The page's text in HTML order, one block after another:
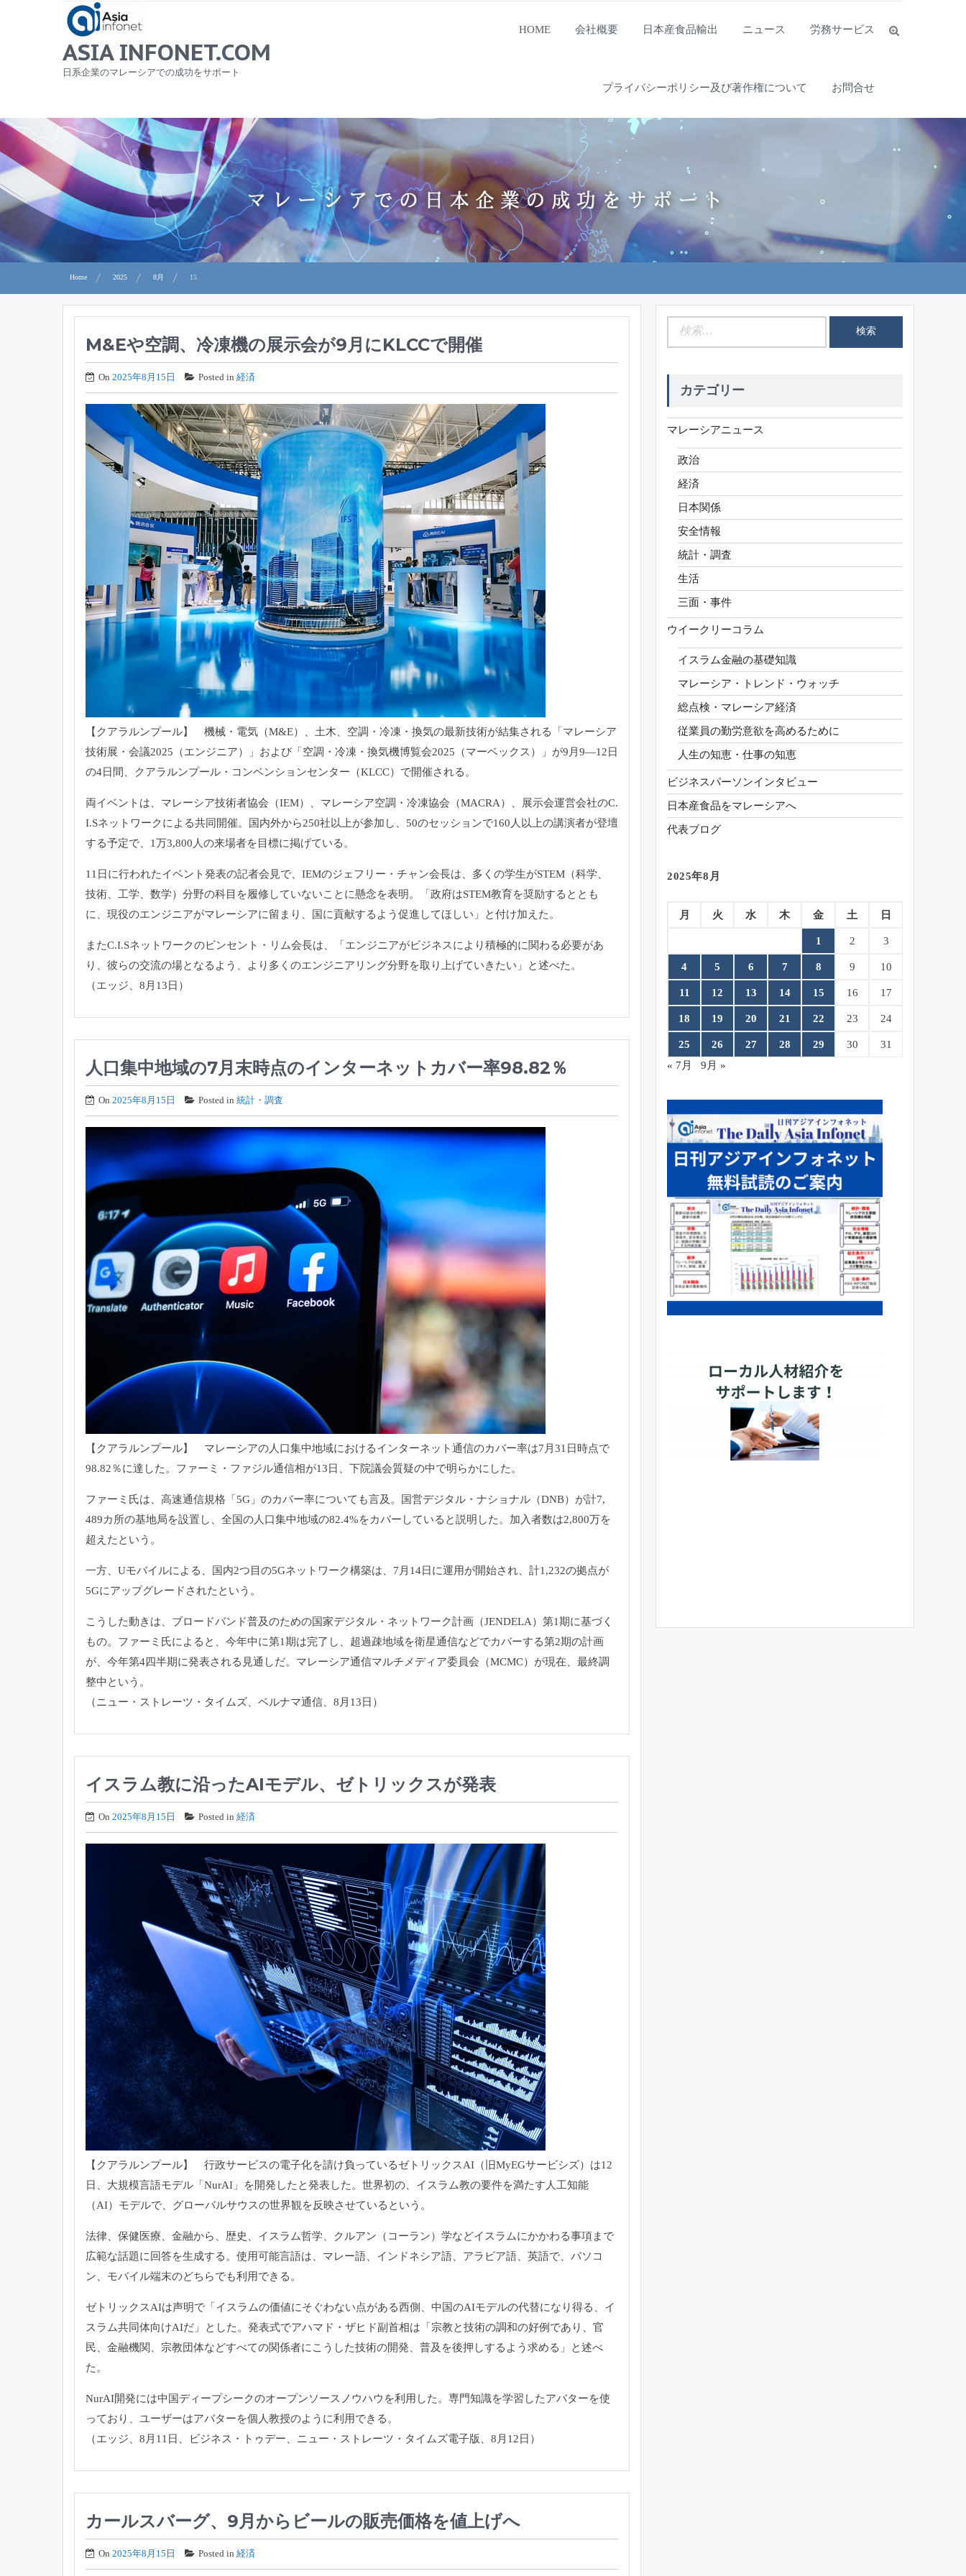
ASIA INFONET.COM
日系企業のマレーシアでの成功をサポート
HOME 会社概要 日本産食品輸出 ニュース 労務サービス
プライバシーポリシー及び著作権について お問合せ
Home 2025 8月 15
M&Eや空調、冷凍機の展示会が9月にKLCCで開催
On 2025年8月15日 Posted in 経済
【クアラルンプール】 機械・電気（M&E）、土木、空調・冷凍・ 換気の最新技術が結集される「マレーシア
技術展・会議2025（エンジニア）」および「空調・冷凍・換気機博覧会2025（マーベックス）」が9月9―12日
の4日間、クアラルンプール・ コンベンションセンター（KLCC）で開催される。
両イベントは、マレーシア技術者協会（IEM）、 マレーシア空調・冷凍協会（MACRA）、展示会運営会社のC.
I.Sネットワークによる共同開催。
国内外から250社以上が参加し、 50のセッションで160人以上の講演者が登壇
する予定で、 1万3,800人の来場者を目標に掲げている。
11日に行われたイベント発表の記者会見で、 IEMのジェフリー・チャン会長は、多くの学生がSTEM（科学、
技術、工学、数学） 分野の科目を履修していないことに懸念を表明。「 政府はSTEM教育を奨励するととも
に、 現役のエンジニアがマレーシアに留まり、 国に貢献するよう促進してほしい」と付け加えた。
またC.I.Sネットワークのビンセント・リム会長は、「 エンジニアがビジネスにより積極的に関わる必要があ
り、 彼らの交流の場となるよう、 より多くのエンジニアリング分野を取り上げていきたい」
と述べた。
（エッジ、8月13日）
人口集中地域の7月末時点のインターネットカバー率98.82％
On 2025年8月15日 Posted in 統計・調査
【クアラルンプール】 マレーシアの人口集中地域におけるインターネット通信のカバー率は7月31日時点で
98.82％に達した。ファーミ・ ファジル通信相が13日、下院議会質疑の中で明らかにした。
ファーミ氏は、高速通信規格「5G」のカバー率についても言及。
国営デジタル・ナショナル（DNB）が計7,
489カ所の基地局を設置し、全国の人口集中地域の82.4%をカバーしていると説明した。加入者数は2,800万を
超えたという。
一方、Uモバイルによる、国内2つ目の5Gネットワーク構築は、 7月14日に運用が開始され、計1,232の拠点が
5Gにアップグレードされたという。
こうした動きは、ブロードバンド普及のための国家デジタル・ ネットワーク計画（JENDELA）第1期に基づく
もの。 ファーミ氏によると、今年中に第1期は完了し、 超過疎地域を衛星通信などでカバーする第2期の計画
が、 今年第4四半期に発表される見通しだ。 マレーシア通信マルチメディア委員会（MCMC）が現在、 最終調
整中という。
（ニュー・ストレーツ・タイムズ、ベルナマ通信、8月13日）
イスラム教に沿ったAIモデル、ゼトリックスが発表
On 2025年8月15日 Posted in 経済
【クアラルンプール】 行政サービスの電子化を請け負っているゼトリックスAI（ 旧MyEGサービシズ）は12
日、大規模言語モデル「 NurAI」を開発したと発表した。世界初の、 イスラム教の要件を満たす人工知能
（AI）モデルで、 グローバルサウスの世界観を反映させているという。
法律、保健医療、金融から、歴史、イスラム哲学、クルアン（ コーラン） 学などイスラムにかかわる事項まで
広範な話題に回答を生成する。 使用可能言語は、マレー語、インドネシア語、アラビア語、 英語で、パソコ
ン、モバイル端末のどちらでも利用できる。
ゼトリックスAIは声明で「 イスラムの価値にそぐわない点がある西側、 中国のAIモデルの代替になり得る、イ
スラム共同体向けAIだ」
とした。発表式でアハマド・ザヒド副首相は「 宗教と技術の調和の好例であり、官
民、金融機関、 宗教団体などすべての関係者にこうした技術の開発、 普及を後押しするよう求める」と述べ
た。
NurAI開発には中国ディープシークのオープンソースノウハウ を利用した。専門知識を学習したアバターを使
っており、 ユーザーはアバターを個人教授のように利用できる。
（エッジ、8月11日、ビジネス・トゥデー、ニュー・ ストレーツ・タイムズ電子版、8月12日）
カールスバーグ、9月からビールの販売価格を値上げへ
On 2025年8月15日 Posted in 経済
カテゴリー
マレーシアニュース
政治
経済
日本関係
安全情報
統計・調査
生活
三面・事件
ウイークリーコラム
イスラム金融の基礎知識
マレーシア・トレンド・ウォッチ
総点検・マレーシア経済
従業員の勤労意欲を高めるために
人生の知恵・仕事の知恵
ビジネスパーソンインタビュー
日本産食品をマレーシアへ
代表ブログ
2025年8月
月 火 水 木 金 土 日
1 2 3
4 5 6 7 8 9 10
11 12 13 14 15 16 17
18 19 20 21 22 23 24
25 26 27 28 29 30
31
« 7月
9月 »